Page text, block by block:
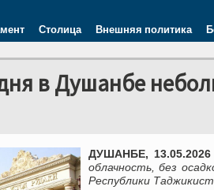
Столица Внешняя политика
в Душанбе
ДУШАНБЕ,
облачность, без
Республики